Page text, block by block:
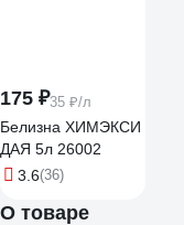
175 ₽35 ₽/л
Белизна ХИМЭКСИ
ДАЯ 5л 26002
3.6(36)
О товаре